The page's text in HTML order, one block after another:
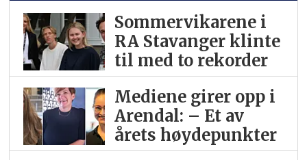
Sommervikarene i
RA Stavanger klinte
til med to rekorder
Mediene girer opp i
Arendal: – Et av
årets høydepunkter